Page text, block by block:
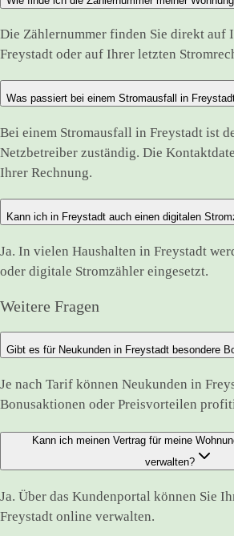
Die Zählernummer finden Sie direkt auf
Freystadt oder auf Ihrer letzten
Was passiert bei einem Stromausfall in
Bei einem Stromausfall in Freystadt ist
Netzbetreiber zuständig. Die
Ihrer Rechnung.
Kann ich in Freystadt auch einen digitalen
Ja. In vielen Haushalten in Freystadt
oder digitale Stromzähler eingesetzt.
Weitere Fragen
Gibt es für Neukunden in Freystadt besondere
Je nach Tarif können Neukunden in
Bonusaktionen oder Preisvorteilen
Kann ich meinen Vertrag für meine
verwalten?
Ja. Über das Kundenportal können Sie
Freystadt online verwalten.